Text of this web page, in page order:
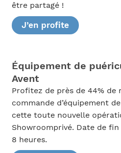
être partagé !
J’en profite
Équipement de
Avent
Profitez de près de 44% de
commande d’équipement
cette toute nouvelle
Showroomprivé. Date de
8 heures.